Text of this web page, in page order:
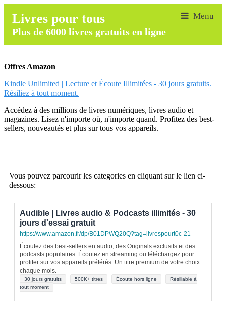
Livres pour tous
Plus de 6000 livres gratuits en ligne
Offres Amazon
Kindle Unlimited | Lecture et Écoute Illimitées - 30 jours gratuits.
Résiliez à tout moment.
Accédez à des millions de livres numériques, livres audio et
magazines. Lisez n'importe où, n'importe quand. Profitez des best-
sellers, nouveautés et plus sur tous vos appareils.
Vous pouvez parcourir les categories en cliquant sur le lien ci-
dessous:
Audible | Livres audio & Podcasts illimités - 30
jours d'essai gratuit
https://www.amazon.fr/dp/B01DPWQ20Q?tag=livrespourt0c-21
Écoutez des best-sellers en audio, des Originals exclusifs et des
podcasts populaires. Écoutez en streaming ou téléchargez pour
profiter sur vos appareils préférés. Un titre premium de votre choix
chaque mois.
30 jours gratuits 500K+ titres Écoute hors ligne
Résiliable à
tout moment